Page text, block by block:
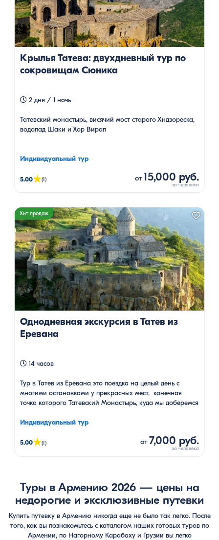
Крылья Татева: двухдневный тур по
сокровищам Сюника
2 дня / 1 ночь
Татевский монастырь, висячий мост старого Хндзореска,
водопад Шаки и Хор Вирап
Индивидуальный тур
5.00★(1) от 15,000 руб.
Хит продаж
Однодневная экскурсия в Татев из
Еревана
14 часов
Тур в Татев из Еревана это поездка на целый день с
многими остановками у прекрасных мест, конечная
точка которого Татевский Монастырь, куда мы доберемся
Индивидуальный тур
5.00★(1) от7,000 руб.
Туры в Армению 2026 — цены на
недорогие и эксклюзивные путевки
Купить путевку в Армению никогда еще не было так легко. После
того, как вы познакомьтесь с каталогом наших готовых туров по
Армении, по Нагорному Карабаху и Грузии вы легко